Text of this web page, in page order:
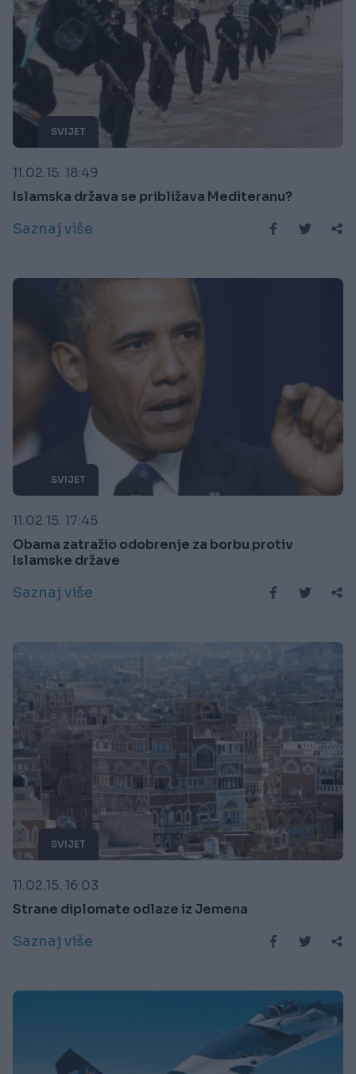
SVIJET
11.02.15. 18:49
Islamska država se približava Mediteranu?
Saznaj više
SVIJET
11.02.15. 17:45
Obama zatražio odobrenje za borbu protiv
Islamske države
Saznaj više
SVIJET
11.02.15. 16:03
Strane diplomate odlaze iz Jemena
Saznaj više